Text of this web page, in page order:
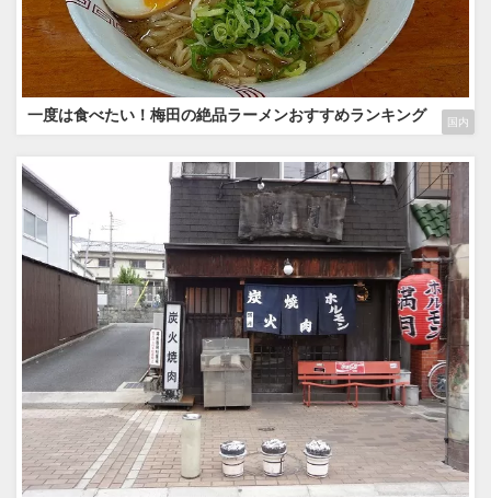
国内
一度は食べたい！梅田の絶品ラーメンおすすめランキング